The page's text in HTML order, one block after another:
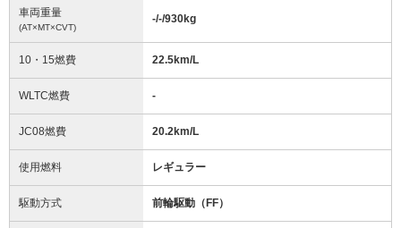
車両重量
(AT×MT×CVT)
-/-/930kg
10・15燃費 22.5km/L
WLTC燃費 -
JC08燃費 20.2km/L
使用燃料 レギュラー
駆動方式 前輪駆動（FF）